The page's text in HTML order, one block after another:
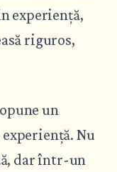
experiență,
riguros,
un
Nu
dar într-un